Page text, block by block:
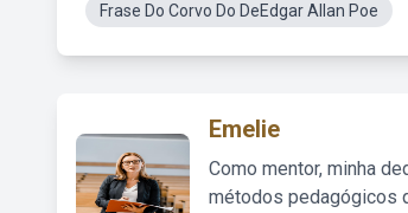
Frase Do Corvo Do DeEdgar Allan Poe
Emelie
Como mentor, minha
métodos pedagógicos